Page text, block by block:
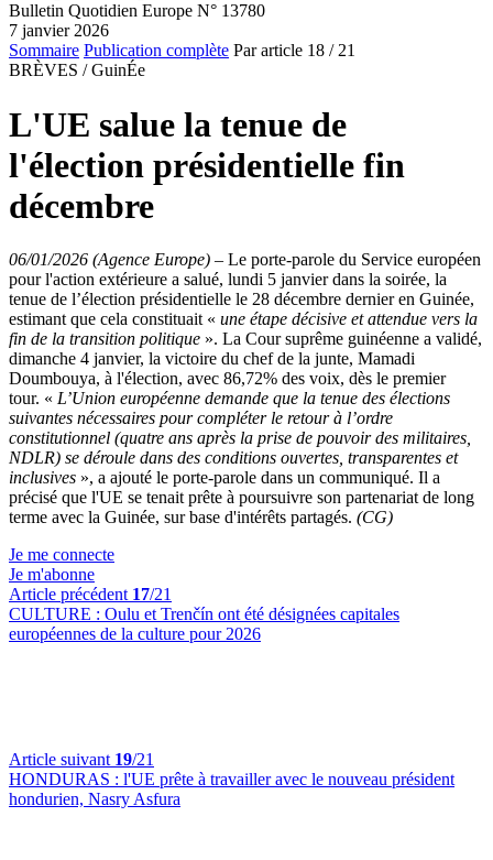
Bulletin Quotidien Europe N° 13780
7 janvier 2026
Sommaire Publication complète Par article 18 / 21
BRÈVES / GuinÉe
L'UE salue la tenue de
l'élection présidentielle fin
décembre
06/01/2026 (Agence Europe) – Le porte-parole du Service européen
pour l'action extérieure a salué, lundi 5 janvier dans la soirée, la
tenue de l’élection présidentielle le 28 décembre dernier en Guinée,
estimant que cela constituait « une étape décisive et attendue vers la
fin de la transition politique ». La Cour suprême guinéenne a validé,
dimanche 4 janvier, la victoire du chef de la junte, Mamadi
Doumbouya, à l'élection, avec 86,72% des voix, dès le premier
tour. « L’Union européenne demande que la tenue des élections
suivantes nécessaires pour compléter le retour à l’ordre
constitutionnel (quatre ans après la prise de pouvoir des militaires,
NDLR) se déroule dans des conditions ouvertes, transparentes et
inclusives », a ajouté le porte-parole dans un communiqué. Il a
précisé que l'UE se tenait prête à poursuivre son partenariat de long
terme avec la Guinée, sur base d'intérêts partagés. (CG)
Je me connecte
Je m'abonne
Article précédent 17/21
CULTURE : Oulu et Trenčín ont été désignées capitales
européennes de la culture pour 2026
Article suivant 19/21
HONDURAS : l'UE prête à travailler avec le nouveau président
hondurien, Nasry Asfura